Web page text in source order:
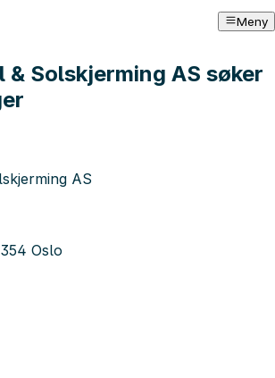
Meny
& Solskjerming AS søker
AS
Oslo